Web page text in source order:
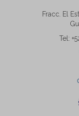
Fracc. El
Tel: